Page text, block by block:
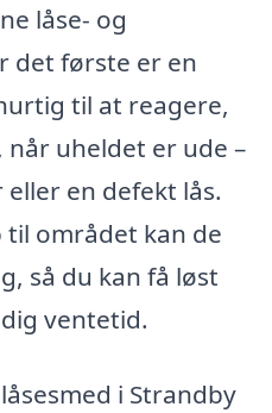
låse- og
det første er en
til at reagere,
uheldet er ude –
en defekt lås.
til området kan de
så du kan få løst
ventetid.
i Strandby